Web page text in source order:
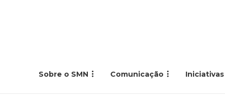
Sobre o SMN Comunicação Iniciativas